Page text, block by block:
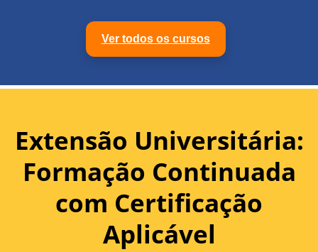
Ver todos os cursos
Extensão Universitária:
Formação Continuada
com Certificação
Aplicável